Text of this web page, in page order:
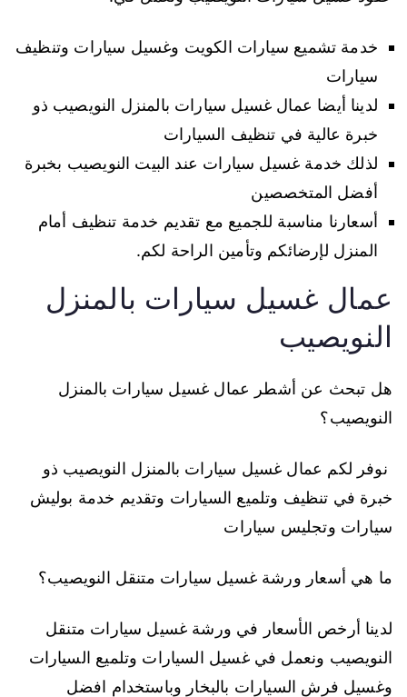
خدمة تشميع سيارات الكويت وغسيل سيارات وتنظيف
سيارات
لدينا أيضا عمال غسيل سيارات بالمنزل النويصيب ذو
خبرة عالية في تنظيف السيارات
لذلك خدمة غسيل سيارات عند البيت النويصيب بخبرة
أفضل المتخصصين
أسعارنا مناسبة للجميع مع تقديم خدمة تنظيف أمام
المنزل لإرضائكم وتأمين الراحة لكم.
عمال غسيل سيارات بالمنزل
النويصيب
هل تبحث عن أشطر عمال غسيل سيارات بالمنزل
النويصيب؟
نوفر لكم عمال غسيل سيارات بالمنزل النويصيب ذو
خبرة في تنظيف وتلميع السيارات وتقديم خدمة بوليش
سيارات وتجليس سيارات
ما هي أسعار ورشة غسيل سيارات متنقل النويصيب؟
لدينا أرخص الأسعار في ورشة غسيل سيارات متنقل
النويصيب ونعمل في غسيل السيارات وتلميع السيارات
وغسيل فرش السيارات بالبخار وباستخدام افضل